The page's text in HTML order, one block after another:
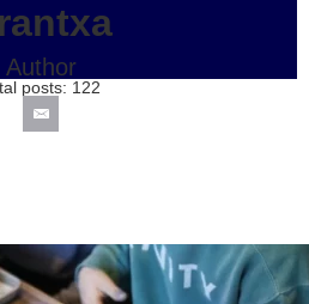
Author
posts: 122